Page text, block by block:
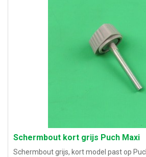
Schermbout kort grijs Puch Maxi
Schermbout grijs, kort model past op